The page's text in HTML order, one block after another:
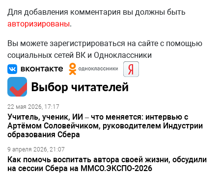
Для добавления комментария вы должны быть
авторизированы.
Вы можете зарегистрироваться на сайте с помощью
социальных сетей ВК и Одноклассники
Выбор читателей
22 мая 2026, 17:17
Учитель, ученик, ИИ – что меняется: интервью с
Артёмом Соловейчиком, руководителем Индустрии
образования Сбера
9 апреля 2026, 21:07
Как помочь воспитать автора своей жизни, обсудили
на сессии Сбера на ММСО.ЭКСПО-2026